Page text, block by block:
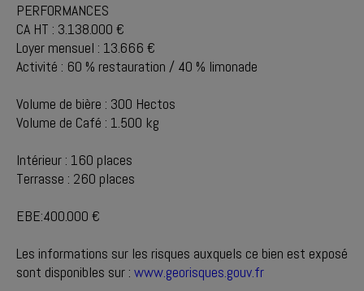
PERFORMANCES
CA HT : 3.138.000 €
Loyer mensuel : 13.666 €
Activité : 60 % restauration / 40 % limonade
Volume de bière : 300 Hectos
Volume de Café : 1.500 kg
Intérieur : 160 places
Terrasse : 260 places
EBE:400.000 €
Les informations sur les risques auxquels ce bien est exposé
sont disponibles sur : www.georisques.gouv.fr